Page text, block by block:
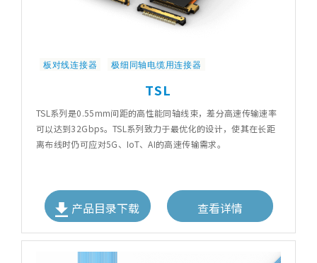
板对线连接器 极细同轴电缆用连接器
TSL
TSL系列是0.55mm间距的高性能同轴线束，差分高速传输速率
可以达到32Gbps。TSL系列致力于最优化的设计，使其在长距
离布线时仍可应对5G、IoT、AI的高速传输需求。
产品目录下载 查看详情